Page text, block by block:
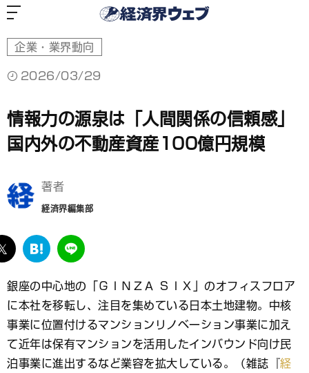
企業・業界動向
2026/03/29
情報力の源泉は「人間関係の信頼感」
国内外の不動産資産100億円規模
著者
経済界編集部
twitter
は
な
ブ
ッ
ク
マ
ー
ク
LINE
銀座の中心地の「ＧＩＮＺＡ ＳＩＸ」のオフィスフロア
に本社を移転し、注目を集めている日本土地建物。中核
事業に位置付けるマンションリノベーション事業に加え
て近年は保有マンションを活用したインバウンド向け民
泊事業に進出するなど業容を拡大している。（雑誌『 経